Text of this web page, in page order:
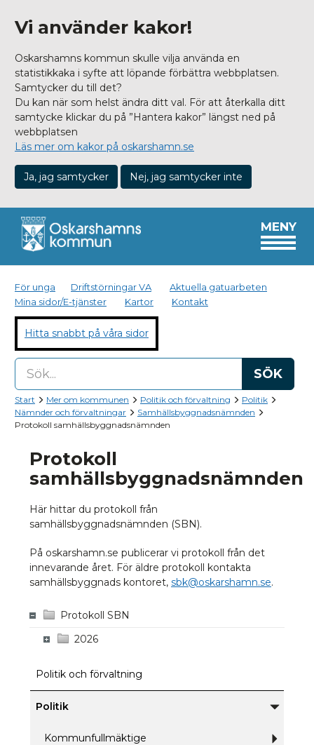
Vi använder kakor!
Oskarshamns kommun skulle vilja använda en
statistikkaka i syfte att löpande förbättra webbplatsen.
Samtycker du till det?
Du kan när som helst ändra ditt val. För att återkalla ditt
samtycke klickar du på ”Hantera kakor” längst ned på
webbplatsen
Läs mer om kakor på oskarshamn.se
Ja, jag samtycker Nej, jag samtycker inte
MENY
För unga Driftstörningar VA
Aktuella gatuarbeten
Mina sidor/E-tjänster
Kartor Kontakt
Hitta snabbt på våra sidor
SÖK
Start Mer om kommunen Politik och förvaltning
Politik
Nämnder och förvaltningar
Samhällsbyggnadsnämnden
Protokoll samhällsbyggnadsnämnden
Protokoll
samhällsbyggnadsnämnden
Här hittar du protokoll från
samhällsbyggnadsnämnden (SBN).
På oskarshamn.se publicerar vi protokoll från det
innevarande året. För äldre protokoll kontakta
samhällsbyggnads kontoret, sbk@oskarshamn.se.
Protokoll SBN
2026
Politik och förvaltning
Politik
Politik
Kommunfullmäktige